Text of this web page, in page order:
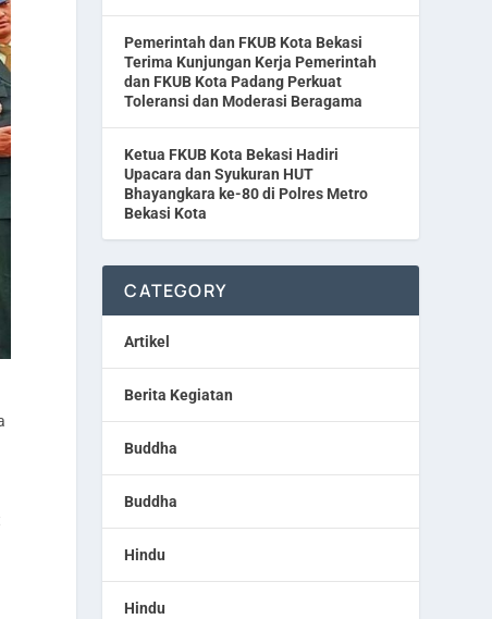
Pemerintah dan FKUB Kota Bekasi
Terima Kunjungan Kerja Pemerintah
dan FKUB Kota Padang Perkuat
Toleransi dan Moderasi Beragama
Ketua FKUB Kota Bekasi Hadiri
Upacara dan Syukuran HUT
Bhayangkara ke-80 di Polres Metro
Bekasi Kota
CATEGORY
Artikel
Berita Kegiatan
Buddha
Buddha
Hindu
Hindu